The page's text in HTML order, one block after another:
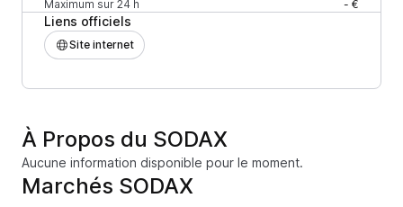
Maximum sur 24 h
- €
Liens officiels
Site internet
À Propos du SODAX
Aucune information disponible pour le moment.
Marchés SODAX